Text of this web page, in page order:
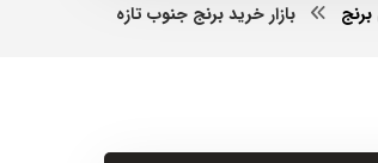
بازار خرید برنج جنوب تازه